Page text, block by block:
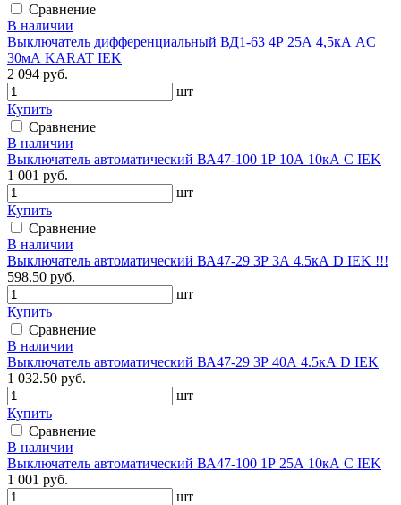
Сравнение
В наличии
Выключатель дифференциальный ВД1-63 4Р 25А 4,5кА AC
30мА KARAT IEK
2 094 руб.
шт
Купить
Сравнение
В наличии
Выключатель автоматический ВА47-100 1Р 10А 10кА С IEK
1 001 руб.
шт
Купить
Сравнение
В наличии
Выключатель автоматический ВА47-29 3Р 3А 4.5кА D IEK !!!
598.50 руб.
шт
Купить
Сравнение
В наличии
Выключатель автоматический ВА47-29 3Р 40А 4.5кА D IEK
1 032.50 руб.
шт
Купить
Сравнение
В наличии
Выключатель автоматический ВА47-100 1Р 25А 10кА С IEK
1 001 руб.
шт